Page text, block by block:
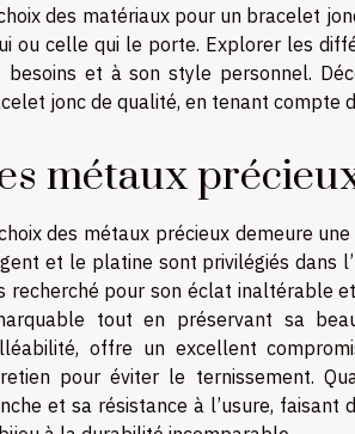
des matériaux pour un bracelet
ou celle qui le porte. Explorer les
besoins et à son style personnel.
jonc de qualité, en tenant compte
métaux
des métaux précieux demeure
et le platine sont privilégiés dans
recherché pour son éclat inaltérable
tout en préservant sa
offre un excellent
pour éviter le ternissement.
et sa résistance à l’usure, faisant